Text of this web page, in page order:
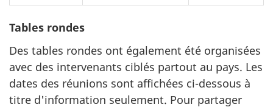
Tables rondes
Des tables rondes ont également été organisées
avec des intervenants ciblés partout au pays. Les
dates des réunions sont affichées ci-dessous à
titre d'information seulement. Pour partager